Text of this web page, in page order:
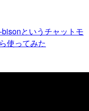
というチャットモ
使ってみた